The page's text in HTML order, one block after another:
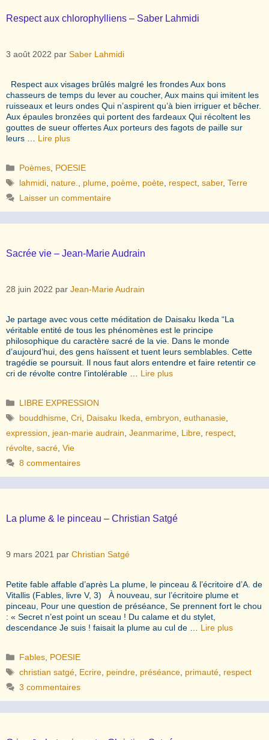
Respect aux chlorophylliens – Saber Lahmidi
3 août 2022 par Saber Lahmidi
Respect aux visages brûlés malgré les frondes Aux bons
chasseurs de temps du lever au coucher, Aux mains qui imitent les
ruisseaux et leurs ondes Qui n’aspirent qu’à bien irriguer et bêcher.
Aux épaules bronzées qui portent des fardeaux Qui récoltent les
gouttes de sueur offertes Aux porteurs des fagots de paille sur
leurs … Lire plus
Catégories
Poèmes POESIE
Étiquettes
lahmidi nature. plume poème poète respect ,saber,Terre
Laisser un commentaire
Sacrée vie – Jean-Marie Audrain
28 juin 2022 par Jean-Marie Audrain
Je partage avec vous cette méditation de Daisaku Ikeda “La
véritable entité de tous les phénomènes est le principe
philosophique du caractère sacré de la vie. Dans le monde
d’aujourd’hui, des gens haïssent et tuent leurs semblables. Cette
tragédie se poursuit. Il nous faut alors entendre et faire retentir ce
cri de révolte contre l’intolérable … Lire plus
Catégories
LIBRE EXPRESSION
Étiquettes
bouddhisme ,Cri Daisaku Ikeda ,embryon ,euthanasie
expression
jean-marie audrain Jeanmarime Libre respect
révolte sacré Vie
8 commentaires
La plume & le pinceau – Christian Satgé
9 mars 2021 par Christian Satgé
Petite fable affable d’après La plume, le pinceau & l’écritoire d’A. de
Vitallis (Fables, livre V, 3) À nouveau, sur l’écritoire plume et
pinceau, Pour une question de préséance, Se prennent fort le chou
: « Secret n’est point un sceau ! Du calame et du stylet,
descendance Je suis ! faisait la plume au cul de … Lire plus
Catégories
Fables POESIE
Étiquettes
christian satgé Ecrire peindre préséance primauté respect
3 commentaires